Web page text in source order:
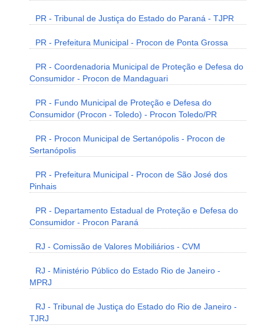
PR - Tribunal de Justiça do Estado do Paraná - TJPR
PR - Prefeitura Municipal - Procon de Ponta Grossa
PR - Coordenadoria Municipal de Proteção e Defesa do
Consumidor - Procon de Mandaguari
PR - Fundo Municipal de Proteção e Defesa do
Consumidor (Procon - Toledo) - Procon Toledo/PR
PR - Procon Municipal de Sertanópolis - Procon de
Sertanópolis
PR - Prefeitura Municipal - Procon de São José dos
Pinhais
PR - Departamento Estadual de Proteção e Defesa do
Consumidor - Procon Paraná
RJ - Comissão de Valores Mobiliários - CVM
RJ - Ministério Público do Estado Rio de Janeiro -
MPRJ
RJ - Tribunal de Justiça do Estado do Rio de Janeiro -
TJRJ